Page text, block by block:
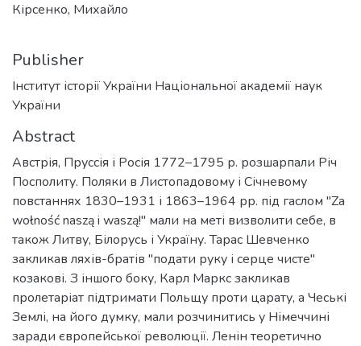
Кірсенко, Михайло
Publisher
Інститут історії України Національної академії наук
України
Abstract
Австрія, Пруссія і Росія 1772–1795 р. розшарпали Річ
Посполиту. Поляки в Листопадовому і Січневому
повстаннях 1830–1931 і 1863–1964 рр. під гаслом "Za
wołność naszą i waszą!" мали на меті визволити себе, в
також Литву, Білорусь і Україну. Тарас Шевченко
закликав ляхів-братів "подати руку і серце чисте"
козакові. З іншого боку, Карл Маркс закликав
пролетаріат підтримати Польщу проти царату, а Чеські
Землі, на його думку, мали розчинитись у Німеччині
заради європейської революції. Ленін теоретично